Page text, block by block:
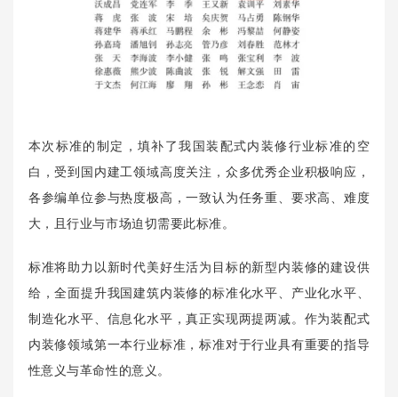
本次标准的制定，填补了我国装配式内装修行业标准的空
白，受到国内建工领域高度关注，众多优秀企业积极响应，
各参编单位参与热度极高，一致认为任务重、要求高、难度
大，且行业与市场迫切需要此标准。
标准将助力以新时代美好生活为目标的新型内装修的建设供
给，全面提升我国建筑内装修的标准化水平、产业化水平、
制造化水平、信息化水平，真正实现两提两减。作为装配式
内装修领域第一本行业标准，标准对于行业具有重要的指导
性意义与革命性的意义。